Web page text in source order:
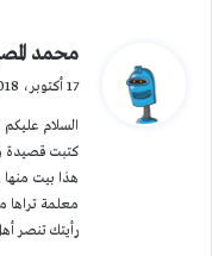
ي
ل
محمد
17 أكتوبر، 2018 الساعة 6:14 م
السلام
كتبت قصيدة
هذا بيت منها
معلمة تراها
رأيتك تنصر